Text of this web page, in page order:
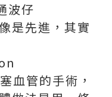
波仔
是先進，其實
血管的手術，